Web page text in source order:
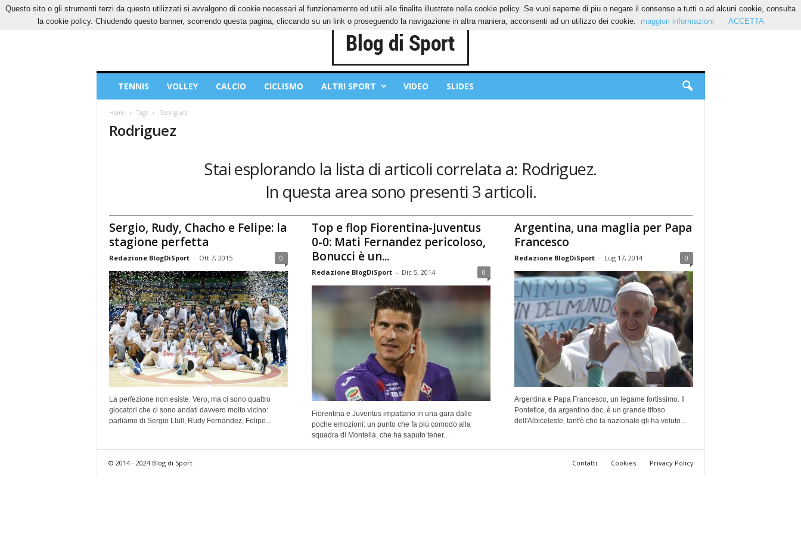
GIOVEDÌ, 6 AGOSTO 2026 CONTATTI COOKIES PRIVACY POLICY
Sport
TENNIS VOLLEY CALCIO CICLISMO ALTRI SPORT VIDEO SLIDES
Home Tags Rodriguez
Rodriguez
Stai esplorando la lista di articoli correlata a: Rodriguez.
In questa area sono presenti 3 articoli.
Sergio, Rudy, Chacho e Felipe: la
stagione perfetta
Redazione BlogDiSport - Ott 7, 2015 0
La perfezione non esiste. Vero, ma ci sono quattro
giocatori che ci sono andati davvero molto vicino:
parliamo di Sergio Llull, Rudy Fernandez, Felipe...
Top e flop Fiorentina-Juventus
0-0: Mati Fernandez pericoloso,
Bonucci è un...
Redazione BlogDiSport - Dic 5, 2014 0
Fiorentina e Juventus impattano in una gara dalle
poche emozioni: un punto che fa più comodo alla
squadra di Montella, che ha saputo tener...
Argentina, una maglia per Papa
Francesco
Redazione BlogDiSport - Lug 17, 2014 0
Argentina e Papa Francesco, un legame fortissimo. Il
Pontefice, da argentino doc, è un grande tifoso
dell'Albiceleste, tant'è che la nazionale gli ha voluto...
Contatti Cookies Privacy Policy
© 2014 - 2024 Blog di Sport
Questo sito o gli strumenti terzi da questo utilizzati si avvalgono di cookie necessari al funzionamento ed utili alle finalita illustrate nella cookie policy. Se vuoi saperne di piu o negare il consenso a tutti o ad alcuni cookie, consulta
la cookie policy. Chiudendo questo banner, scorrendo questa pagina, cliccando su un link o proseguendo la navigazione in altra maniera, acconsenti ad un utilizzo dei cookie.
maggiori informazioni ACCETTA